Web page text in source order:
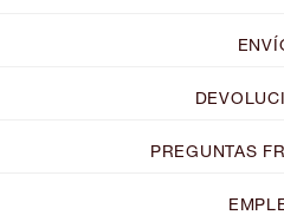
PREGUNTAS